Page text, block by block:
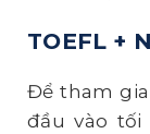
TOEFL +
Để tham
đầu vào tối